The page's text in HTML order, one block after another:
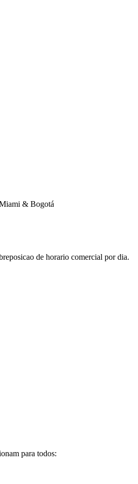
& Bogotá
de horario comercial por dia.
para todos: